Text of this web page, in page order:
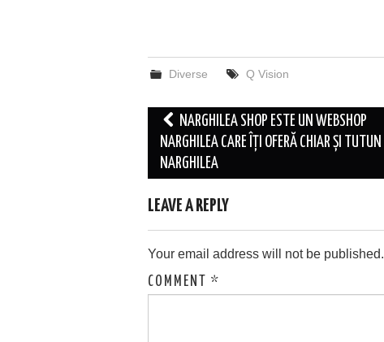
Diverse Q Vision
Post
navigation
NARGHILEA SHOP ESTE UN WEBSHOP
NARGHILEA CARE ÎȚI OFERĂ CHIAR ȘI TUTUN
NARGHILEA
LEAVE A REPLY
Your email address will not be published.
COMMENT *